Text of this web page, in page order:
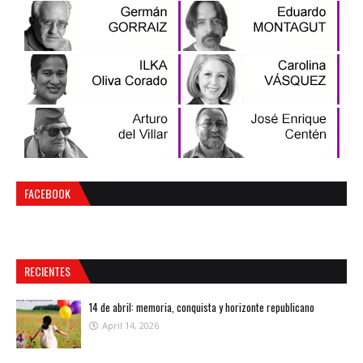
FACEBOOK
RECIENTES
14 de abril: memoria, conquista y horizonte republicano
April 14, 2026